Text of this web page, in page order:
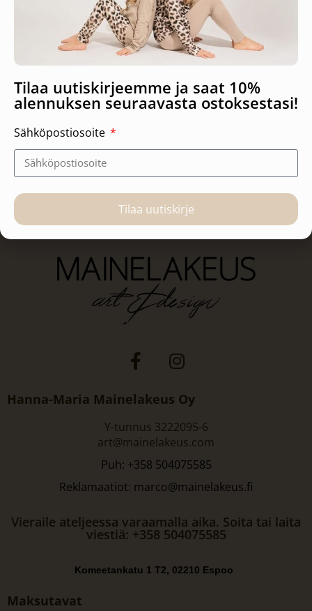
Nuppu, taidejuliste
14,90 € – 22,90€
Hanna-Maria Mainelakeus Oy
Y-tunnus 3222095-6
art@mainelakeus.com
Puh: +358 504075585
Reklamaatiot: marco@mainelakeus.fi
Vieraile ateljeessa varaamalla aika. Soita tai laita
viestiä: +358 504075585
Komeetankatu 1 T2, 02210 Espoo
Maksutavat
Tilaa uutiskirjeemme ja saat 10%
alennuksen seuraavasta ostoksestasi!
Sähköpostiosoite
Tilaa uutiskirje